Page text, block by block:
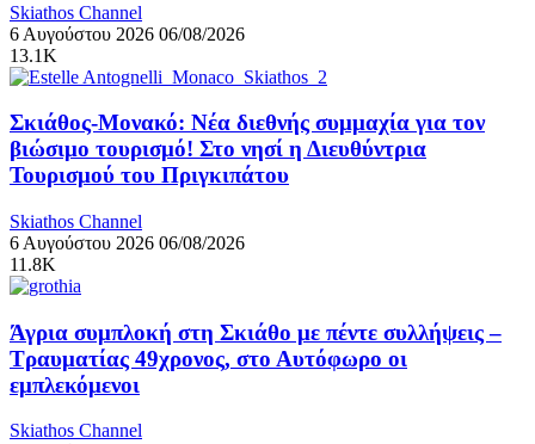
Skiathos Channel
6 Αυγούστου 2026 06/08/2026
13.1K
Σκιάθος-Μονακό: Νέα διεθνής συμμαχία για τον
βιώσιμο τουρισμό! Στο νησί η Διευθύντρια
Τουρισμού του Πριγκιπάτου
Skiathos Channel
6 Αυγούστου 2026 06/08/2026
11.8K
Άγρια συμπλοκή στη Σκιάθο με πέντε συλλήψεις –
Τραυματίας 49χρονος, στο Αυτόφωρο οι
εμπλεκόμενοι
Skiathos Channel